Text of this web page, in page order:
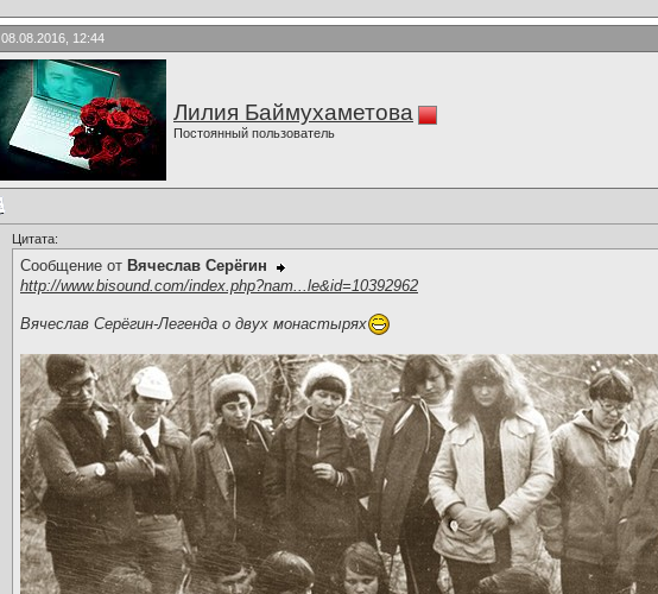
08.08.2016, 12:44
Лилия Баймухаметова
Постоянный пользователь
Цитата:
Сообщение от Вячеслав Серёгин
http://www.bisound.com/index.php?nam...le&id=10392962
Вячеслав Серёгин-Легенда о двух монастырях